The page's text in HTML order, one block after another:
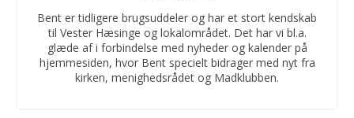
Bent er tidligere brugsuddeler og har et stort kendskab
til Vester Hæsinge og lokalområdet. Det har vi bl.a.
glæde af i forbindelse med nyheder og kalender på
hjemmesiden, hvor Bent specielt bidrager med nyt fra
kirken, menighedsrådet og Madklubben.